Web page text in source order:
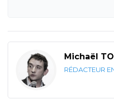
Michaël
RÉDACTEUR